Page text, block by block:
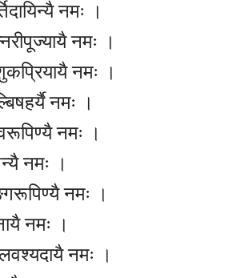
नमः ।
नमः ।
नमः ।
नमः ।
नमः ।
नमः ।
नमः ।
नमः ।
नमः ।